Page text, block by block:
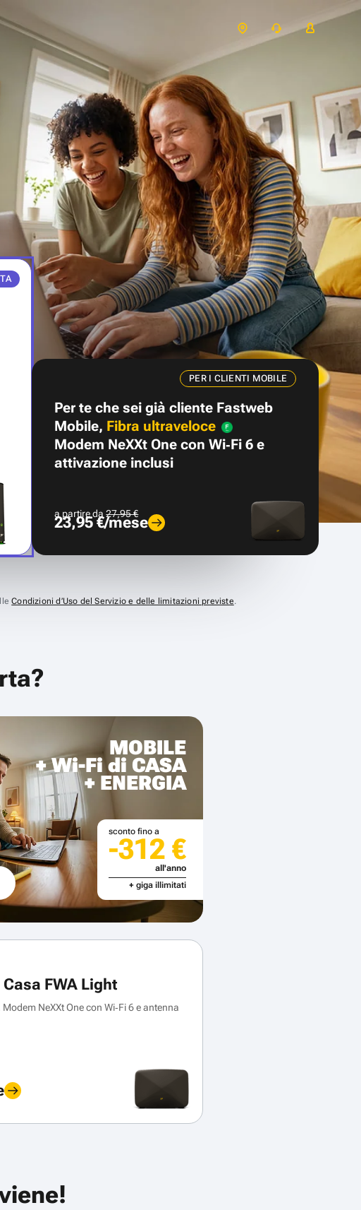
PER I CLIENTI MOBILE
Per te che sei già cliente Fastweb
Mobile, Fibra ultraveloce
Modem NeXXt One con Wi‑Fi 6 e
attivazione inclusi
a partire da27,95 €
23,95 €/mese
Condizioni d’Uso del Servizio e delle limitazioni previste.
MOBILE
+ Wi-Fi di CASA
+ ENERGIA
sconto fino a
-312 €
all'anno
+ giga illimitati
FWA Light
Modem NeXXt One con Wi‑Fi 6 e antenna